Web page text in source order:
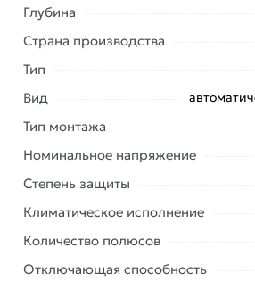
автоматические выключатели
Наши профессиональные
доставки или самовывоза. Перед
онлайн заказа рекомендуем
описанием, характеристиками и
Данний товар от производителя
купленного товарa в течение 7
обязательно).
Глубина
Страна производства
Тип
Вид
Тип монтажа
Номинальное напряжение
Степень защиты
Климатическое исполнение
Количество полюсов
Отключающая способность